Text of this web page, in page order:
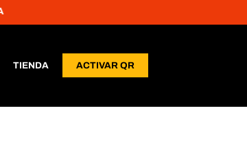
TIENDA ACTIVAR QR